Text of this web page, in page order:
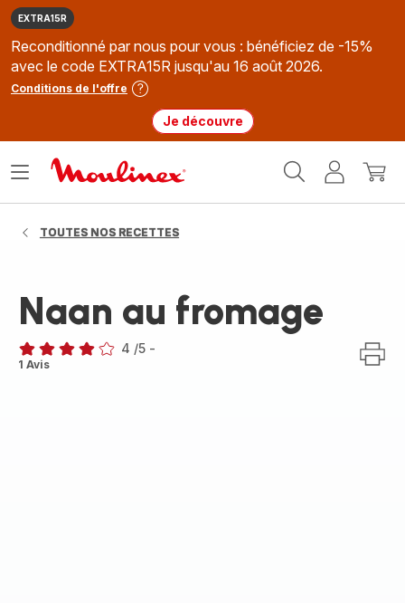
EXTRA15R
Reconditionné par nous pour vous : bénéficiez de -15%
avec le code EXTRA15R jusqu'au 16 août 2026.
Conditions de l'offre
Je découvre
MonMon
Ouvrir
TOUTES NOS RECETTES
Naan au fromage
Avis
4 /5 -
1 Avis